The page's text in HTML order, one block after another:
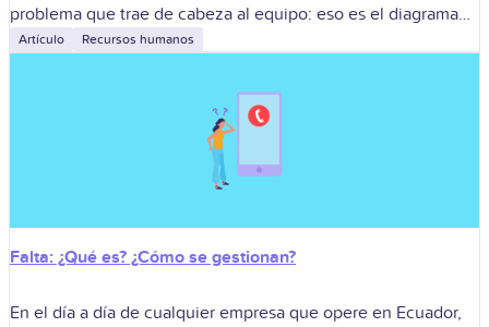
problema que trae de cabeza al equipo: eso es el diagrama
de
Artículo Recursos humanos
Falta: ¿Qué es? ¿Cómo se gestionan?
En el día a día de cualquier empresa que opere en Ecuador,